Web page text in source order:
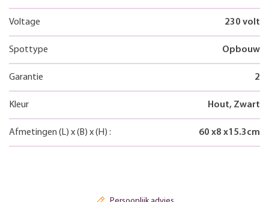
Voltage 230 volt
Spottype Opbouw
Garantie 2
Kleur Hout, Zwart
Afmetingen (L) x(B) x(H) : 60 x8 x15.3cm